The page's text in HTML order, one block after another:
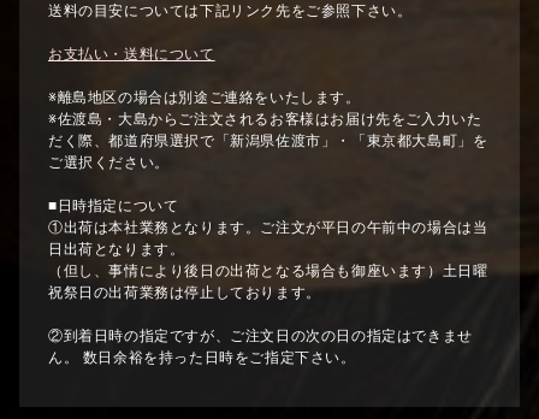
送料の目安については下記リンク先をご参照下さい。
お支払い・送料について
※離島地区の場合は別途ご連絡をいたします。
※佐渡島・大島からご注文されるお客様はお届け先をご入力いた
だく際、都道府県選択で「新潟県佐渡市」・「東京都大島町」を
ご選択ください。
■日時指定について
①出荷は本社業務となります。ご注文が平日の午前中の場合は当
日出荷となります。
（但し、事情により後日の出荷となる場合も御座います）土日曜
祝祭日の出荷業務は停止しております。
②到着日時の指定ですが、ご注文日の次の日の指定はできませ
ん。 数日余裕を持った日時をご指定下さい。